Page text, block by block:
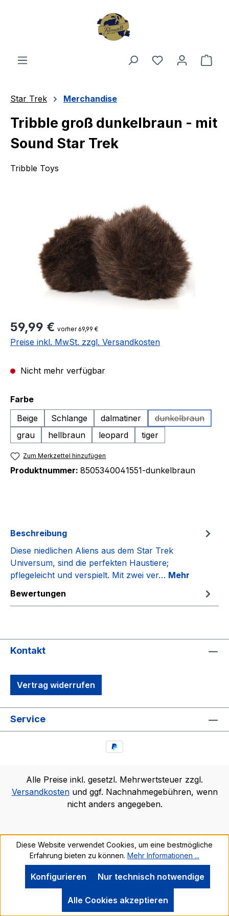
Du hast 0
Star Trek Merchandise
Tribble groß dunkelbraun - mit
Sound Star Trek
Tribble Toys
Regulärer Preis:
59,99 € vorher 69,99 €
Preise inkl. MwSt. zzgl. Versandkosten
Nicht mehr verfügbar
Farbeauswählen
Beige
Schlange dalmatiner dunkelbraun
(Diese Option
grau hellbraun leopard tiger
Zum Merkzettel hinzufügen
Produktnummer: 8505340041551-dunkelbraun
Beschreibung
Diese niedlichen Aliens aus dem Star Trek
Universum, sind die perfekten Haustiere;
pflegeleicht und verspielt. Mit zwei ver… Mehr
Bewertungen
Kontakt
Vertrag widerrufen
Service
Alle Preise inkl. gesetzl. Mehrwertsteuer zzgl.
Versandkostenund ggf. Nachnahmegebühren, wenn
nicht anders angegeben.
Diese Website verwendet Cookies, um eine bestmögliche
Erfahrung bieten zu können. Mehr Informationen ...
Nur technisch notwendige
Konfigurieren
Alle Cookies akzeptieren